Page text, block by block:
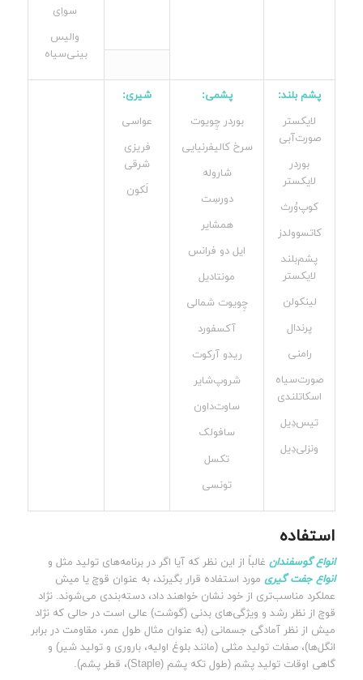
سواِی
والیس
بینی‌سیاه
پشم بلند:
لایکستر
صورت‌آبی
بوردر
لایکستر
کوپ‌وُرث
کاتسوولدز
پشم‌بلند
لایکستر
لینکولن
پرندال
رامنی
صورت‌سیاه
اسکاتلندی
تیس‌دِیل
ونزلی‌دِیل
پشمی:
بوردر چِویوت
سرخ کالیفرنیایی
شاروله
دورسِت
همشایر
ایل دو فرانس
مونتادیل
چِویوت شمالی
آکسفورد
ریدو آرکوت
شروپ‌شایر
ساوت‌داون
سافولک
تکسل
تونسی
شیری:
عواسی
فریزی
شرقی
لَکون
استفاده
انواع گوسفندانغالباً از این نظر که آیا اگر در برنامه‌های تولید مثل و
انواع جفت گیریمورد استفاده قرار بگیرند، به عنوان قوچ یا میش
عملکرد مناسب‌تری از خود نشان خواهند داد، دسته‌بندی می‌شوند. نژاد
قوچ از نظر رشد و ویژگی‌های بدنی (گوشت) عالی است در حالی که نژاد
میش از نظر آمادگی جسمانی (به عنوان مثال طول عمر، مقاومت در برابر
انگل‌ها)، صفات تولید مثلی (مانند بلوغ اولیه، باروری و تولید شیر) و
گاهی اوقات تولید پشم (طول تکه پشم (Staple)، قطر پشم).